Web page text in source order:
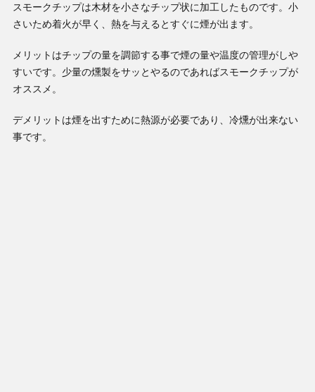
スモークチップは木材を小さなチップ状に加工したものです。小
さいため着火が早く、熱を与えるとすぐに煙が出ます。
メリットはチップの量を調節する事で煙の量や温度の管理がしや
すいです。少量の燻製をサッとやるのであればスモークチップが
オススメ。
デメリットは煙を出すために熱源が必要であり、冷燻が出来ない
事です。